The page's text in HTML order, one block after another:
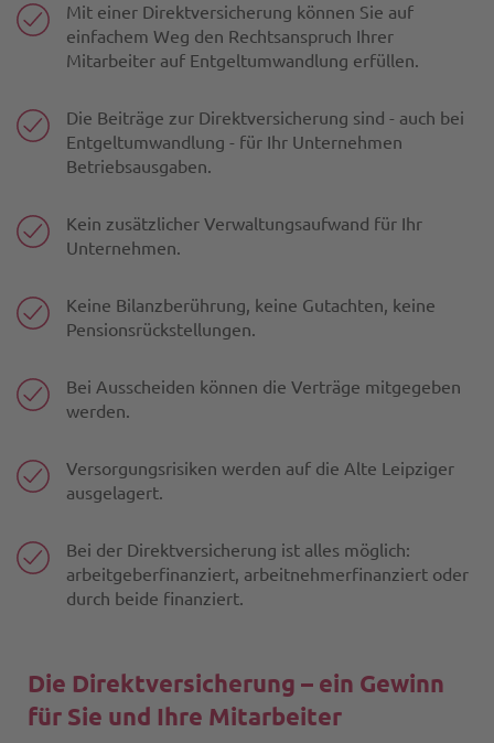
Mit einer Direktversicherung können Sie auf
einfachem Weg den Rechtsanspruch Ihrer
Mitarbeiter auf Entgeltumwandlung erfüllen.
Die Beiträge zur Direktversicherung sind - auch bei
Entgeltumwandlung - für Ihr Unternehmen
Betriebsausgaben.
Kein zusätzlicher Verwaltungsaufwand für Ihr
Unternehmen.
Keine Bilanzberührung, keine Gutachten, keine
Pensionsrückstellungen.
Bei Ausscheiden können die Verträge mitgegeben
werden.
Versorgungsrisiken werden auf die Alte Leipziger
ausgelagert.
Bei der Direktversicherung ist alles möglich:
arbeitgeberfinanziert, arbeitnehmerfinanziert oder
durch beide finanziert.
Die Direktversicherung – ein Gewinn
für Sie und Ihre Mitarbeiter